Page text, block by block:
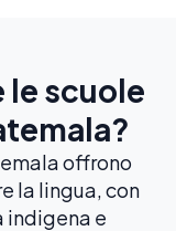
le scuole
offrono
la lingua, con
indigena e